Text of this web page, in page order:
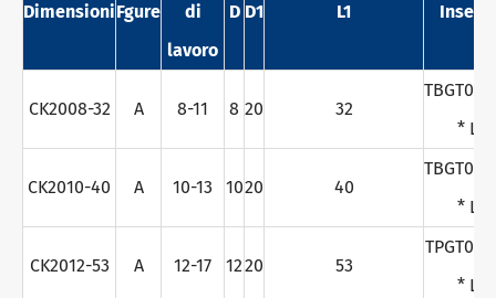
DimensioniFgure
di
lavoro
D D1 L1 Inserto
CK2008-32 A 8-11 8 20 32
* L
CK2010-40 A 10-13 1020 40
* L
CK2012-53 A 12-17 1220 53
* L